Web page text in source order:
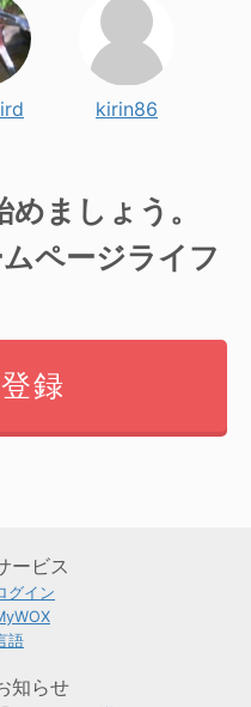
kirin86
ましょう。
ページライフ
録
ービス
グイン
語
知らせ